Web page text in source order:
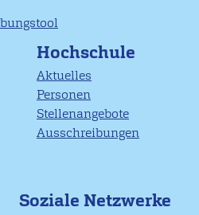
Hochschule
Aktuelles
Personen
Stellenangebote
Ausschreibungen
Soziale Netzwerke